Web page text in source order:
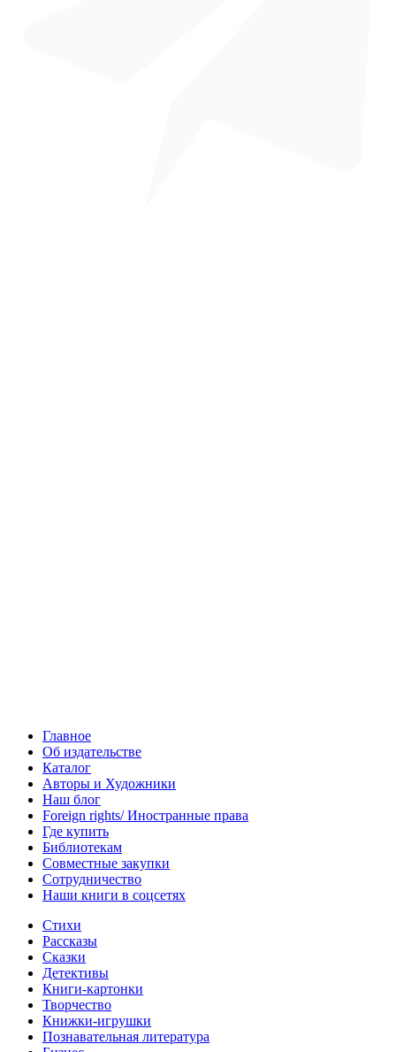
Главное
Об издательстве
Каталог
Авторы и Художники
Наш блог
Foreign rights/ Иностранные права
Где купить
Библиотекам
Совместные закупки
Сотрудничество
Наши книги в соцсетях
Стихи
Рассказы
Сказки
Детективы
Книги-картонки
Творчество
Книжки-игрушки
Познавательная литература